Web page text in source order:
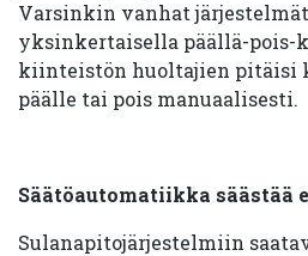
Varsinkin vanhat
yksinkertaisella päällä-
kiinteistön huoltajien pitäisi
päälle tai pois manuaalisesti.
Säätöautomatiikka säästää
Sulanapitojärjestelmiin